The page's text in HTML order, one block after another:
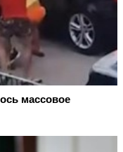
массовое